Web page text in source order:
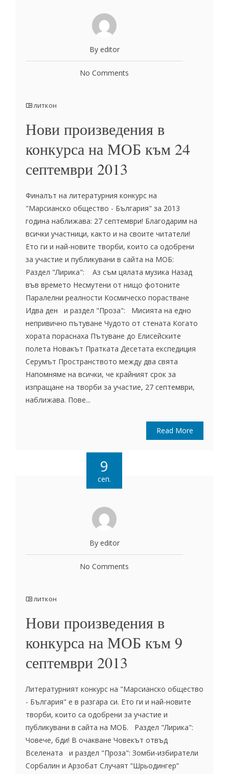
By editor
No Comments
литкон
Нови произведения в
конкурса на МОБ към 24
септември 2013
Финалът на литературния конкурс на
"Марсианско общество - България" за 2013
година наближава: 27 септември! Благодарим на
всички участници, както и на своите читатели!
Ето ги и най-новите творби, които са одобрени
за участие и публикувани в сайта на МОБ:
Раздел "Лирика": Аз съм цялата музика Назад
във времето Несмутени от нищо фотоните
Паралелни реалности Космическо порастване
Идва ден и раздел "Проза": Мисията на едно
непривично пътуване Чудото от стената Когато
хората пораснаха Пътуване до Елисейските
полета Новакът Пратката Десетата експедиция
Серумът Пространството между два свята
Напомняме на всички, че крайният срок за
изпращане на творби за участие, 27 септември,
наближава. Пове...
Read More
9
сеп.
By editor
No Comments
литкон
Нови произведения в
конкурса на МОБ към 9
септември 2013
Литературният конкурс на "Марсианско общество
- България" е в разгара си. Ето ги и най-новите
творби, които са одобрени за участие и
публикувани в сайта на МОБ. Раздел "Лирика":
Човече, бди! В очакване Човекът отвъд
Вселената и раздел "Проза": Зомби-избиратели
Сорбалин и Арзобат Случаят “Шрьодингер”